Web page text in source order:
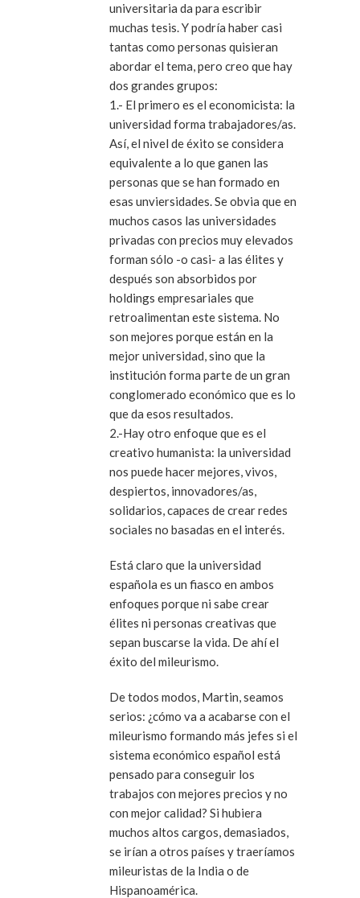
universitaria da para escribir
muchas tesis. Y podría haber casi
tantas como personas quisieran
abordar el tema, pero creo que hay
dos grandes grupos:
1.- El primero es el economicista: la
universidad forma trabajadores/as.
Así, el nivel de éxito se considera
equivalente a lo que ganen las
personas que se han formado en
esas unviersidades. Se obvia que en
muchos casos las universidades
privadas con precios muy elevados
forman sólo -o casi- a las élites y
después son absorbidos por
holdings empresariales que
retroalimentan este sistema. No
son mejores porque están en la
mejor universidad, sino que la
institución forma parte de un gran
conglomerado económico que es lo
que da esos resultados.
2.-Hay otro enfoque que es el
creativo humanista: la universidad
nos puede hacer mejores, vivos,
despiertos, innovadores/as,
solidarios, capaces de crear redes
sociales no basadas en el interés.
Está claro que la universidad
española es un fiasco en ambos
enfoques porque ni sabe crear
élites ni personas creativas que
sepan buscarse la vida. De ahí el
éxito del mileurismo.
De todos modos, Martin, seamos
serios: ¿cómo va a acabarse con el
mileurismo formando más jefes si el
sistema económico español está
pensado para conseguir los
trabajos con mejores precios y no
con mejor calidad? Si hubiera
muchos altos cargos, demasiados,
se irían a otros países y traeríamos
mileuristas de la India o de
Hispanoamérica.